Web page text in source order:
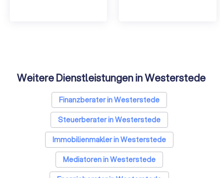
Weitere Dienstleistungen in Westerstede
Finanzberater in Westerstede
Steuerberater in Westerstede
Immobilienmakler in Westerstede
Mediatoren in Westerstede